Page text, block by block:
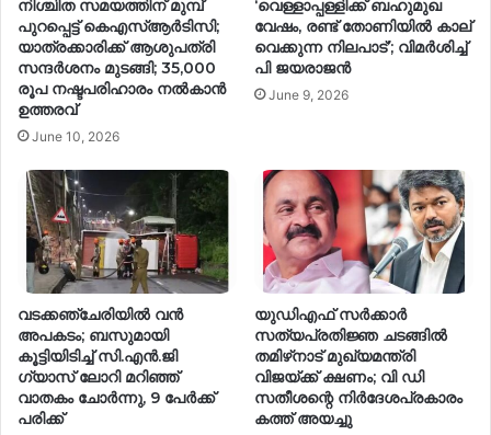
നിശ്ചിത സമയത്തിന് മുമ്പ്
പുറപ്പെട്ട് കെഎസ്ആർടിസി;
യാത്രക്കാരിക്ക് ആശുപത്രി
സന്ദർശനം മുടങ്ങി; 35,000
രൂപ നഷ്ടപരിഹാരം നൽകാൻ
ഉത്തരവ്
June 10, 2026
‘വെള്ളാപ്പള്ളിക്ക് ബഹുമുഖ
വേഷം, രണ്ട് തോണിയിൽ കാല്
വെക്കുന്ന നിലപാട്’; വിമർശിച്ച്
പി ജയരാജൻ
June 9, 2026
വടക്കഞ്ചേരിയിൽ വൻ
അപകടം; ബസുമായി
കൂട്ടിയിടിച്ച് സി.എൻ.ജി
ഗ്യാസ് ലോറി മറിഞ്ഞ്
വാതകം ചോർന്നു, 9 പേർക്ക്
പരിക്ക്
യുഡിഎഫ് സർക്കാർ
സത്യപ്രതിജ്ഞ ചടങ്ങിൽ
തമിഴ്‌നാട് മുഖ്യമന്ത്രി
വിജയ്ക്ക് ക്ഷണം; വി ഡി
സതീശന്റെ നിർദേശപ്രകാരം
കത്ത് അയച്ചു